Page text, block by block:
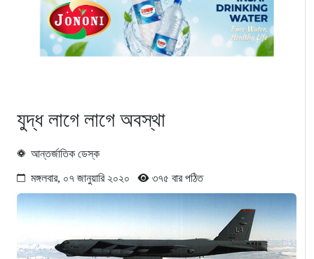
যুদ্ধ লাগে লাগে অবস্থা
আন্তর্জাতিক ডেস্ক
মঙ্গলবার, ০৭ জানুয়ারি ২০২০ ৩৭৫ বার পঠিত